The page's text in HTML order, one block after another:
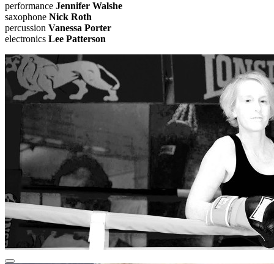
performance Jennifer Walshe
saxophone Nick Roth
percussion Vanessa Porter
electronics Lee Patterson